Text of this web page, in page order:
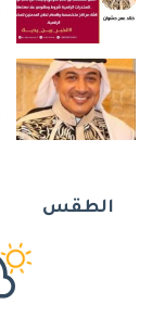
الطقس